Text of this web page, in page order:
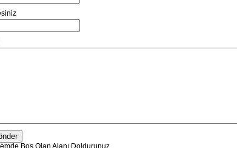
Boş Olan Alanı Doldurunuz.